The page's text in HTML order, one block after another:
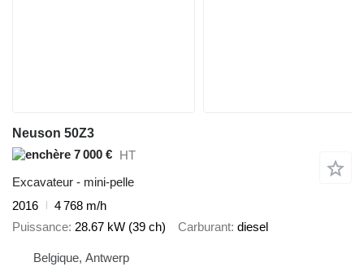
Neuson 50Z3
7 000 € HT
Excavateur - mini-pelle
2016
4 768 m/h
Puissance 28.67 kW (39 ch) Carburant diesel
Belgique, Antwerp